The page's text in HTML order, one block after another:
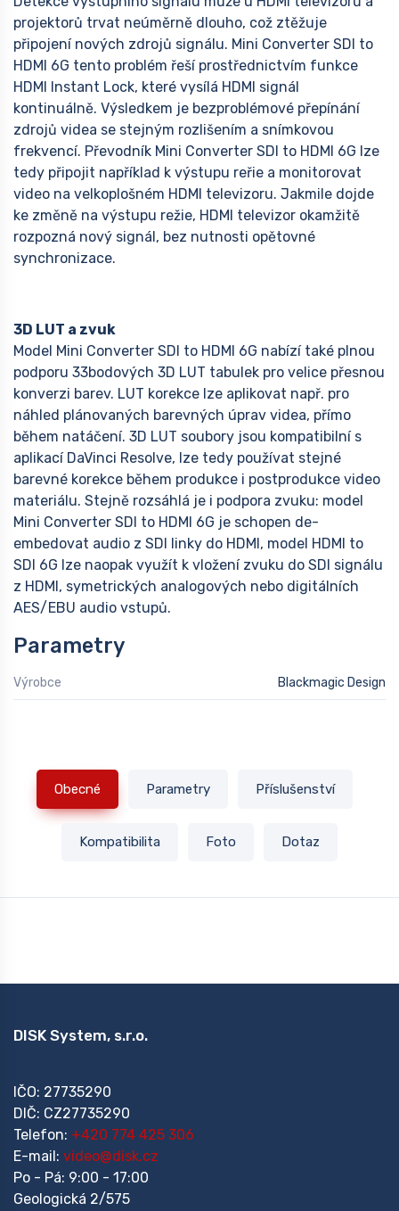
projektorů trvat neúměrně dlouho, což ztěžuje
připojení nových zdrojů signálu. Mini Converter SDI to
HDMI 6G tento problém řeší prostřednictvím funkce
HDMI Instant Lock, které vysílá HDMI signál
kontinuálně. Výsledkem je bezproblémové přepínání
zdrojů videa se stejným rozlišením a snímkovou
frekvencí. Převodník Mini Converter SDI to HDMI 6G lze
tedy připojit například k výstupu reřie a monitorovat
video na velkoplošném HDMI televizoru. Jakmile dojde
ke změně na výstupu režie, HDMI televizor okamžitě
rozpozná nový signál, bez nutnosti opětovné
synchronizace.
3D LUT a zvuk
Model Mini Converter SDI to HDMI 6G nabízí také plnou
podporu 33bodových 3D LUT tabulek pro velice přesnou
konverzi barev. LUT korekce lze aplikovat např. pro
náhled plánovaných barevných úprav videa, přímo
během natáčení. 3D LUT soubory jsou kompatibilní s
aplikací DaVinci Resolve, lze tedy používat stejné
barevné korekce během produkce i postprodukce video
materiálu. Stejně rozsáhlá je i podpora zvuku: model
Mini Converter SDI to HDMI 6G je schopen de-
embedovat audio z SDI linky do HDMI, model HDMI to
SDI 6G lze naopak využít k vložení zvuku do SDI signálu
z HDMI, symetrických analogových nebo digitálních
AES/EBU audio vstupů.
Parametry
Výrobce Blackmagic Design
Obecné Parametry Příslušenství
Kompatibilita Foto Dotaz
DISK System, s.r.o.
IČO: 27735290
DIČ: CZ27735290
Telefon: +420 774 425 306
E-mail: video@disk.cz
Po - Pá: 9:00 - 17:00
Geologická 2/575